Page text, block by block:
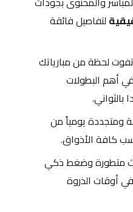
كافة الأذواق.